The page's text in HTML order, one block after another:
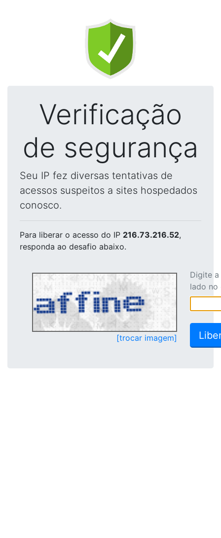
Verificação
de segurança
Seu IP fez diversas tentativas de
acessos suspeitos a sites hospedados
conosco.
Para liberar o acesso do IP 216.73.216.52,
responda ao desafio abaixo.
[trocar imagem]
Digite
lado no